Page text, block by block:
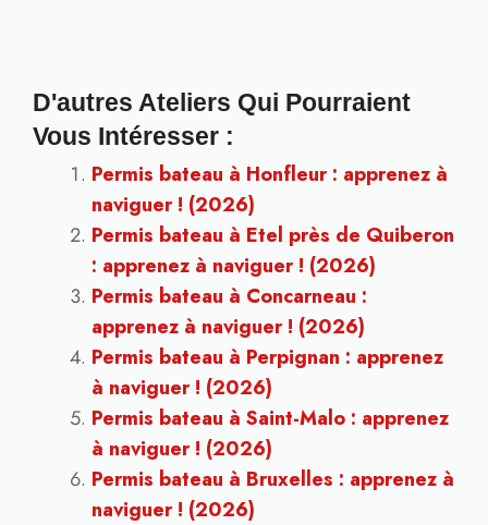
D'autres Ateliers Qui Pourraient
Vous Intéresser :
Permis bateau à Honfleur : apprenez à
naviguer ! (2026)
Permis bateau à Etel près de Quiberon
: apprenez à naviguer ! (2026)
Permis bateau à Concarneau :
apprenez à naviguer ! (2026)
Permis bateau à Perpignan : apprenez
à naviguer ! (2026)
Permis bateau à Saint-Malo : apprenez
à naviguer ! (2026)
Permis bateau à Bruxelles : apprenez à
naviguer ! (2026)